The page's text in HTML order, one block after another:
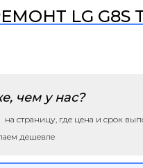
LG G8S
чем у нас?
на страницу, где цена и срок
дешевле